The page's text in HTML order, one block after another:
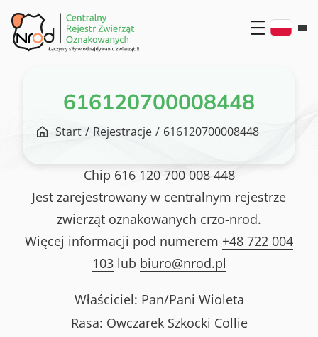
Przejdź
do
treści
616120700008448
Start / Rejestracje / 616120700008448
Chip 616 120 700 008 448
Jest zarejestrowany w centralnym rejestrze
zwierząt oznakowanych crzo-nrod.
Więcej informacji pod numerem +48 722 004
103lub biuro@nrod.pl
Właściciel: Pan/Pani Wioleta
Rasa: Owczarek Szkocki Collie